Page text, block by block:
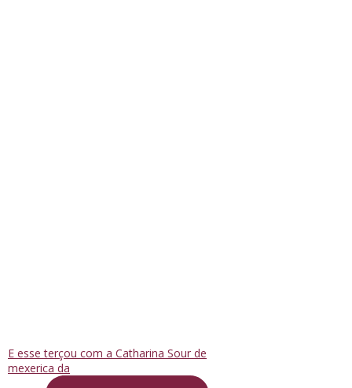
E esse terçou com a Catharina Sour de
mexerica da